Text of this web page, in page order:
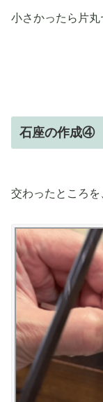
小さかったら片丸
石座の作成④
交わったところを